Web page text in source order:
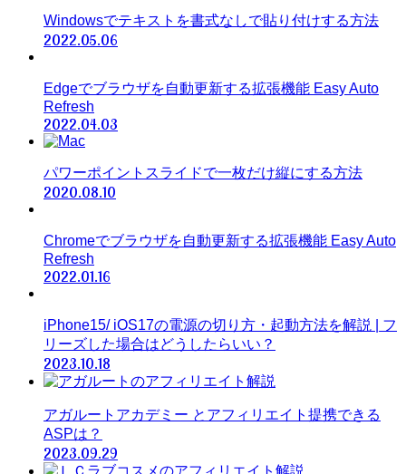
Windowsでテキストを書式なしで貼り付けする方法
2022.05.06
Edgeでブラウザを自動更新する拡張機能 Easy Auto
Refresh
2022.04.03
パワーポイントスライドで一枚だけ縦にする方法
2020.08.10
Chromeでブラウザを自動更新する拡張機能 Easy Auto
Refresh
2022.01.16
iPhone15/ iOS17の電源の切り方・起動方法を解説 | フ
リーズした場合はどうしたらいい？
2023.10.18
アガルートアカデミー とアフィリエイト提携できる
ASPは？
2023.09.29